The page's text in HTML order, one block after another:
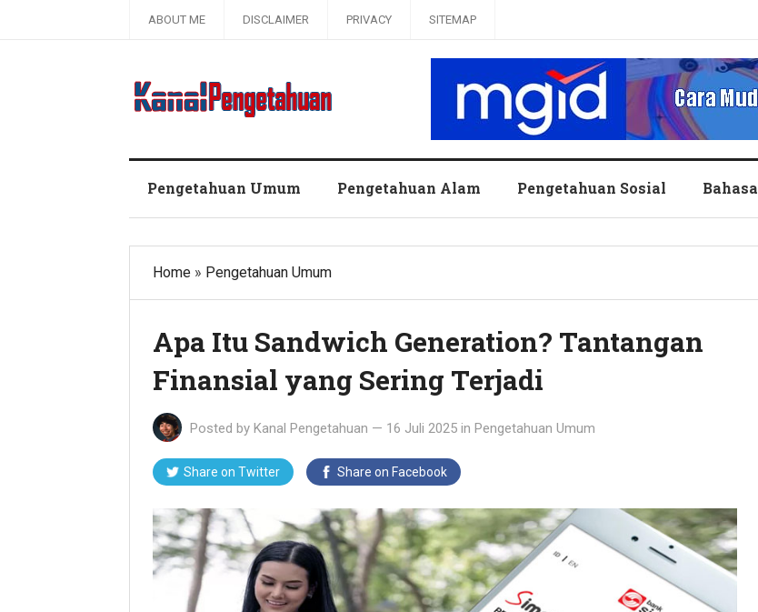
ABOUT ME DISCLAIMER PRIVACY SITEMAP
Pengetahuan Umum Pengetahuan Alam Pengetahuan Sosial Bahasa
Home » Pengetahuan Umum
Apa Itu Sandwich Generation? Tantangan
Finansial yang Sering Terjadi
Posted by Kanal Pengetahuan — 16 Juli 2025 in Pengetahuan Umum
Share on Twitter Share on Facebook